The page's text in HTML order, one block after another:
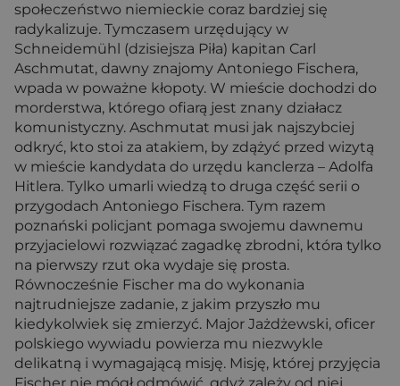
społeczeństwo niemieckie coraz bardziej się
radykalizuje. Tymczasem urzędujący w
Schneidemühl (dzisiejsza Piła) kapitan Carl
Aschmutat, dawny znajomy Antoniego Fischera,
wpada w poważne kłopoty. W mieście dochodzi do
morderstwa, którego ofiarą jest znany działacz
komunistyczny. Aschmutat musi jak najszybciej
odkryć, kto stoi za atakiem, by zdążyć przed wizytą
w mieście kandydata do urzędu kanclerza – Adolfa
Hitlera. Tylko umarli wiedzą to druga część serii o
przygodach Antoniego Fischera. Tym razem
poznański policjant pomaga swojemu dawnemu
przyjacielowi rozwiązać zagadkę zbrodni, która tylko
na pierwszy rzut oka wydaje się prosta.
Równocześnie Fischer ma do wykonania
najtrudniejsze zadanie, z jakim przyszło mu
kiedykolwiek się zmierzyć. Major Jażdżewski, oficer
polskiego wywiadu powierza mu niezwykle
delikatną i wymagającą misję. Misję, której przyjęcia